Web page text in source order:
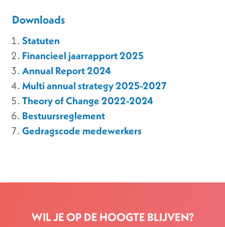
Downloads
Statuten
Financieel jaarrapport 2025
Annual Report 2024
Multi annual strategy 2025-2027
Theory of Change 2022-2024
Bestuursreglement
Gedragscode medewerkers
WIL JE OP DE HOOGTE BLIJVEN?